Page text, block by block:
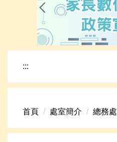
處室簡介
榮譽事項
下載專區
網路資源
新生專區
:::
首頁 處室簡介 總務處